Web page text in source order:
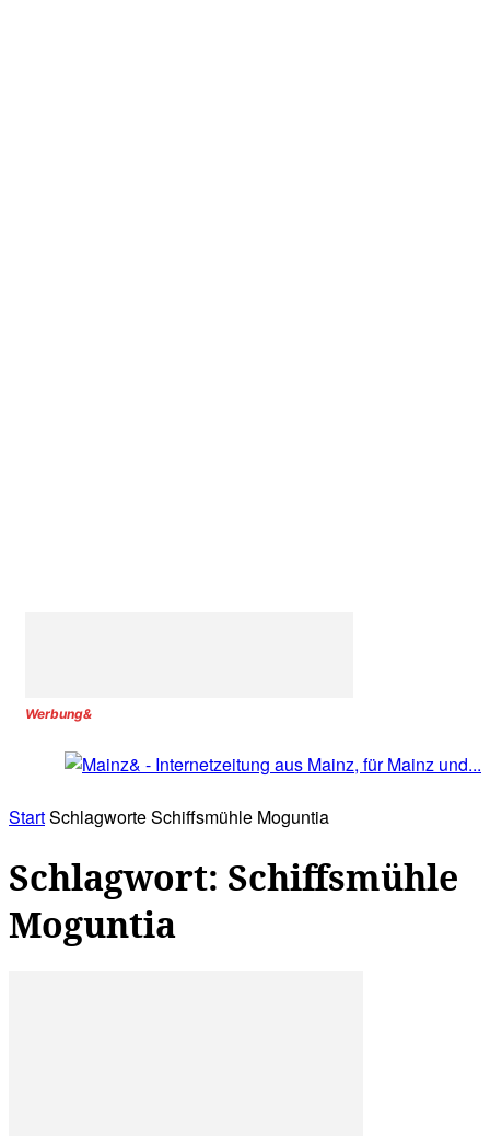
Werbung&
StartSchlagworteSchiffsmühle Moguntia
Schlagwort: Schiffsmühle
Moguntia